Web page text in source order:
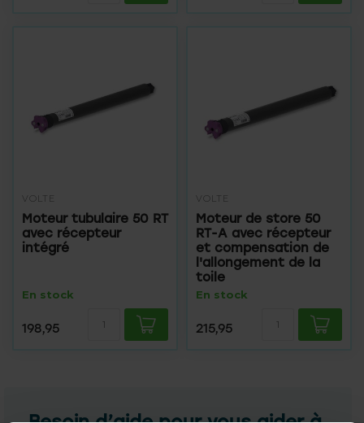
VOLTE
Moteur tubulaire 50 RT
avec récepteur
intégré
En stock
198,95
VOLTE
Moteur de store 50
RT-A avec récepteur
et compensation de
l'allongement de la
toile
En stock
215,95